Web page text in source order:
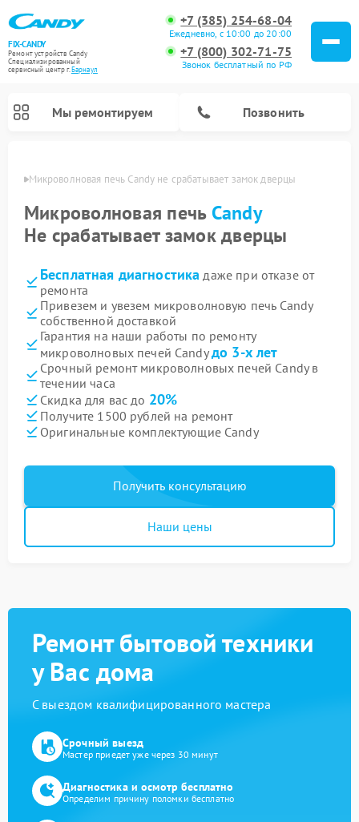
FIX-CANDY
Ремонт устройств Candy
Специализированный
cервисный центр г.Барнаул
+7 (385) 254-68-04
Ежедневно, с 10:00 до 20:00
+7 (800) 302-71-75
Звонок бесплатный по РФ
Мы ремонтируем Позвонить
Микроволновая печь Candy не срабатывает замок дверцы
Микроволновая печь Candy
Не срабатывает замок дверцы
Бесплатная диагностика даже при отказе от
ремонта
Привезем и увезем микроволновую печь Candy
собственной доставкой
Гарантия на наши работы по ремонту
микроволновых печей Candyдо 3-х лет
Срочный ремонт микроволновых печей Candy в
течении часа
Скидка для вас до 20%
Получите 1500 рублей на ремонт
Оригинальные комплектующие Candy
Получить консультацию
Наши цены
Ремонт бытовой техники
у Вас дома
С выездом квалифицированного мастера
Срочный выезд
Мастер приедет уже через 30 минут
Диагностика и осмотр бесплатно
Определим причину поломки бесплатно